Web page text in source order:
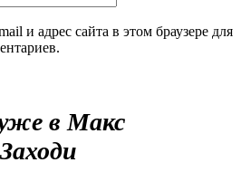
и адрес сайта в этом браузере для
в Макс
Заходи